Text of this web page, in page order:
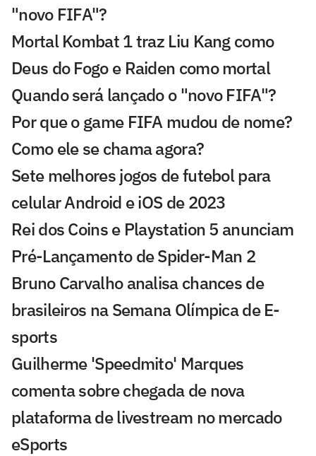
"novo FIFA"?
Mortal Kombat 1 traz Liu Kang como
Deus do Fogo e Raiden como mortal
Quando será lançado o "novo FIFA"?
Por que o game FIFA mudou de nome?
Como ele se chama agora?
Sete melhores jogos de futebol para
celular Android e iOS de 2023
Rei dos Coins e Playstation 5 anunciam
Pré-Lançamento de Spider-Man 2
Bruno Carvalho analisa chances de
brasileiros na Semana Olímpica de E-
sports
Guilherme 'Speedmito' Marques
comenta sobre chegada de nova
plataforma de livestream no mercado
eSports